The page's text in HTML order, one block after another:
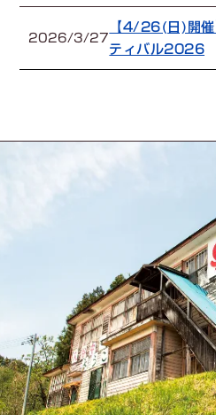
2026/3/27【4/26(日)開催
ティバル2026